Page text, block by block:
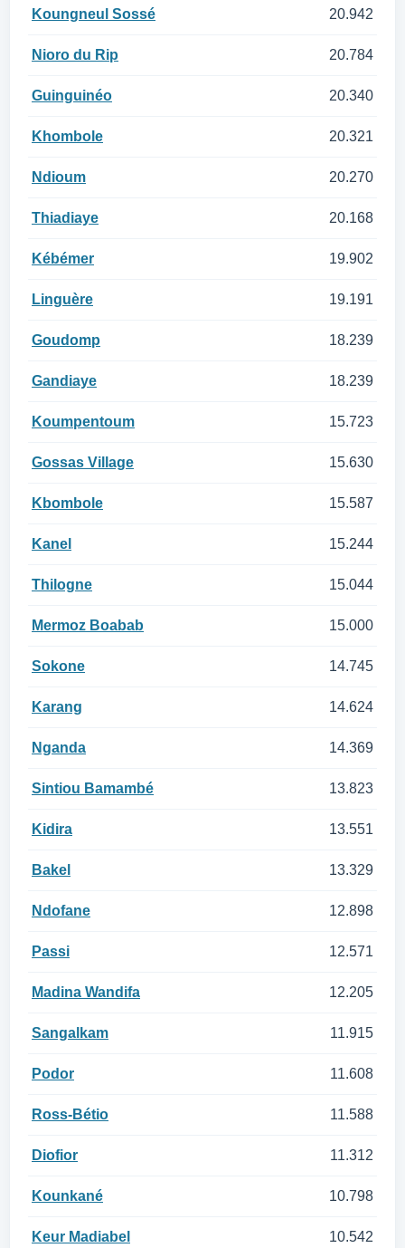
Koungneul Sossé 20.942
Nioro du Rip 20.784
Guinguinéo 20.340
Khombole 20.321
Ndioum 20.270
Thiadiaye 20.168
Kébémer 19.902
Linguère 19.191
Goudomp 18.239
Gandiaye 18.239
Koumpentoum 15.723
Gossas Village 15.630
Kbombole 15.587
Kanel 15.244
Thilogne 15.044
Mermoz Boabab 15.000
Sokone 14.745
Karang 14.624
Nganda 14.369
Sintiou Bamambé 13.823
Kidira 13.551
Bakel 13.329
Ndofane 12.898
Passi 12.571
Madina Wandifa 12.205
Sangalkam 11.915
Podor 11.608
Ross-Bétio 11.588
Diofior 11.312
Kounkané 10.798
Keur Madiabel 10.542